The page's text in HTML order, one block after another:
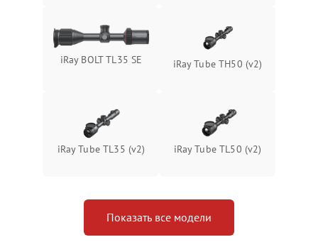
Поломка системы защиты
от перенапряжения
Подробнее →
iRay BOLT TL35 SE iRay Tube TH50 (v2)
iRay Tube TL35 (v2) iRay Tube TL50 (v2)
Показать все модели